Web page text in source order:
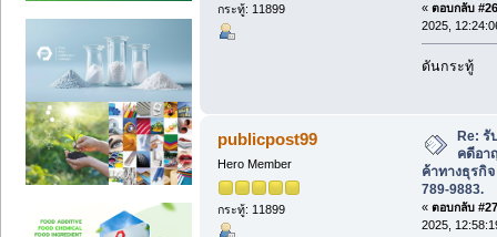
กระทู้: 11899 « ตอบกลับ
2025,
ดันกระทู้
publicpost99
Hero Member
กระทู้: 11899
Re: รั
คดีอา
ค้าทางธุรกิ
789-9883.
« ตอบกลับ
2025,